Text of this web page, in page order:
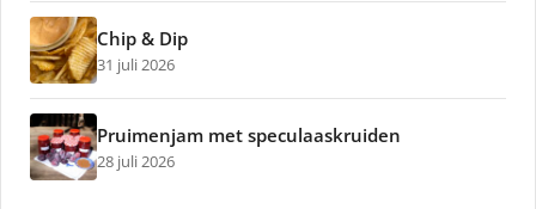
Chip & Dip
31 juli 2026
Pruimenjam met speculaaskruiden
28 juli 2026